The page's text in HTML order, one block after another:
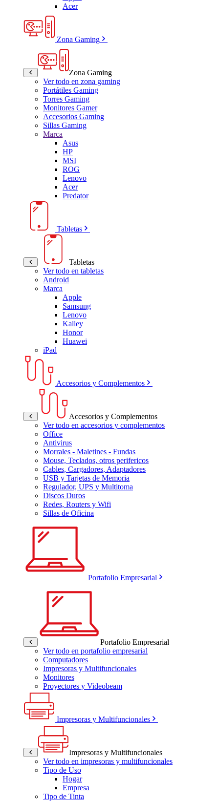
Acer
Zona Gaming
Zona Gaming
Ver todo en zona gaming
Portátiles Gaming
Torres Gaming
Monitores Gamer
Accesorios Gaming
Sillas Gaming
Marca
Asus
HP
MSI
ROG
Lenovo
Acer
Predator
Tabletas
Tabletas
Ver todo en tabletas
Android
Marca
Apple
Samsung
Lenovo
Kalley
Honor
Huawei
iPad
Accesorios y Complementos
Accesorios y Complementos
Ver todo en accesorios y complementos
Office
Antivirus
Morrales - Maletines - Fundas
Mouse, Teclados, otros perifericos
Cables, Cargadores, Adaptadores
USB y Tarjetas de Memoria
Regulador, UPS y Multitoma
Discos Duros
Redes, Routers y Wifi
Sillas de Oficina
Portafolio Empresarial
Portafolio Empresarial
Ver todo en portafolio empresarial
Computadores
Impresoras y Multifuncionales
Monitores
Proyectores y Videobeam
Impresoras y Multifuncionales
Impresoras y Multifuncionales
Ver todo en impresoras y multifuncionales
Tipo de Uso
Hogar
Empresa
Tipo de Tinta